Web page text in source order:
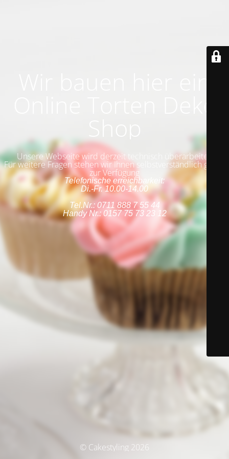
Unsere Webseite wird derzeit technisch überarbeitet.
Für weitere Fragen stehen wir Ihnen selbstverständlich gerne
zur Verfügung
Telefonische erreichbarkeit:
Di.-Fr. 10.00-14.00
Tel.Nr.: 0711 888 7 55 44
Handy Nr.: 0157 75 73 23 12
© Cakestyling 2026